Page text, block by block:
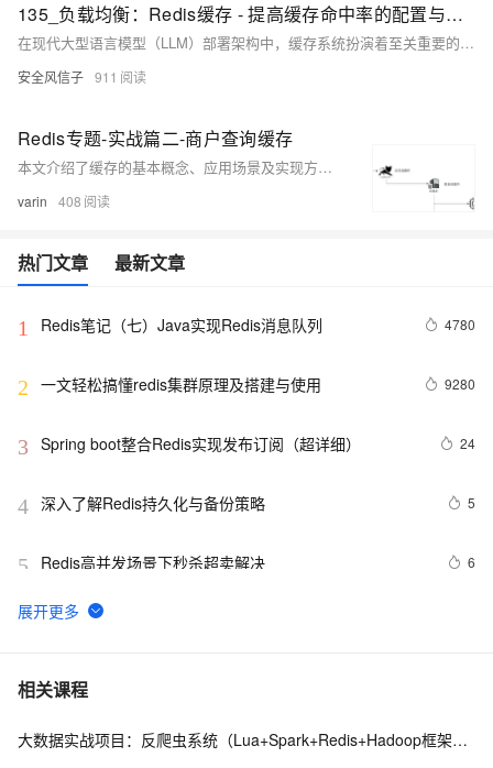
135_负载均衡：Redis缓存 - 提高缓存命中率的配置与最佳实践
在现代大型语言模型（LLM）部署架构中，缓存系统扮演着至关重要的角色。随着LLM应用规模的不断扩大和用户需求的持续增长，如何构建高效、可靠的缓存架构成为系统性能优化的核心挑战。Redis作为业界领先的内存数据库，因其高性能、丰富的数据结构和灵活的配置选项，已成为LLM部署中首选的缓存解决方案。
安全风信子 911
Redis专题-实战篇二-商户查询缓存
本文介绍了缓存的基本概念、应用场景及实现方式，涵盖Redis缓存设计、缓存更新策略、缓存穿透问题及其解决方案。重点讲解了缓存空对象与布隆过滤器的使用，并通过代码示例演示了商铺查询的缓存优化实践。
varin 408
热门文章 最新文章
1 Redis笔记（七）Java实现Redis消息队列 4780
2 一文轻松搞懂redis集群原理及搭建与使用 9280
3 Spring boot整合Redis实现发布订阅（超详细） 24
4 深入了解Redis持久化与备份策略 5
5 Redis高并发场景下秒杀超卖解决 6
6 Redis安装布隆(Bloom Filter)过滤器
7 Redis：hash类型底层数据结构剖析
8 Redis哨兵集群工作原理及架构部署（八） 11
相关课程
大数据实战项目：反爬虫系统（Lua+Spark+Redis+Hadoop框架搭建）第三阶段